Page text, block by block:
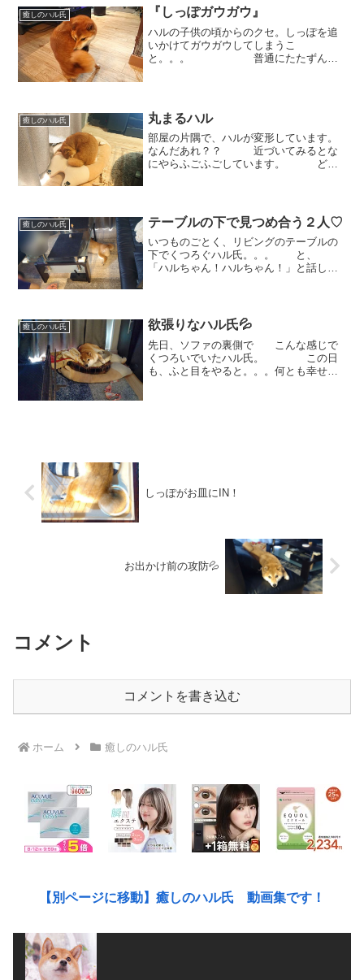
トから外れると。。 ハタっと立ち止
まり動かなくなるハル...
癒しのハル氏 『しっぽガウガウ』
ハルの子供の頃からのクセ。しっぽを追
いかけてガウガウしてしまうこ
と。。。 普通にたたずんで
しまうのです。 むむっ！...
癒しのハル氏 丸まるハル
部屋の片隅で、ハルが変形しています。
なんだあれ？？ 近づいてみるとな
にやらふごふごしています。 どう
（旅の玄人の方が飛行機とか...
癒しのハル氏 テーブルの下で見つめ合う２人♡
いつものごとく、リビングのテーブルの
下でくつろぐハル氏。。。 と、
「ハルちゃん！ハルちゃん！」と話しか
り、ハルはテーブルの下でぼ...
癒しのハル氏 欲張りなハル氏💦
先日、ソファの裏側で こんな感じで
くつろいでいたハル氏。 この日
も、ふと目をやると。。。何とも幸せそ
しっぽがお皿にIN！
お出かけ前の攻防💦
コメント
コメントを書き込む
ホーム 癒しのハル氏
【別ページに移動】癒しのハル氏 動画集です！